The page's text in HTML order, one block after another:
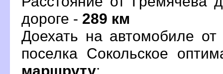
дороге - 289 км
Доехать на автомобиле
поселка Сокольское
маршруту: